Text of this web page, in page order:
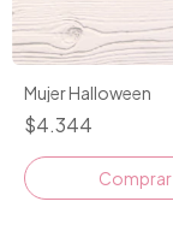
Mujer Halloween
$4.344
Comprar